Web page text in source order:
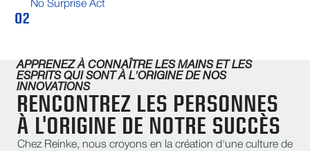
No Surprise Act
APPRENEZ À CONNAÎTRE LES MAINS ET LES
ESPRITS QUI SONT À L'ORIGINE DE NOS
INNOVATIONS
RENCONTREZ LES PERSONNES
À L'ORIGINE DE NOTRE SUCCÈS
Chez Reinke, nous croyons en la création d'une culture de